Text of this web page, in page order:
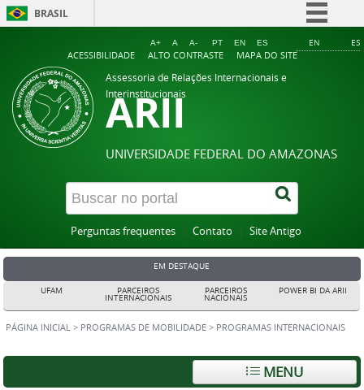
BRASIL
Simplifique!
EN ES
ACESSIBILIDADE ALTO CONTRASTE MAPA DO SITE
A+ A A- PT EN ES
Assessoria de Relações Internacionais e
Interinstitucionais
ARII
UNIVERSIDADE FEDERAL DO AMAZONAS
Perguntas frequentes Contato Site Antigo
EM DESTAQUE
UFAM PARCEIROS
INTERNACIONAIS
PARCEIROS
NACIONAIS
POWER BI DA ARII
PÁGINA INICIAL > PROGRAMAS DE MOBILIDADE > PROGRAMAS INTERNACIONAIS
MENU